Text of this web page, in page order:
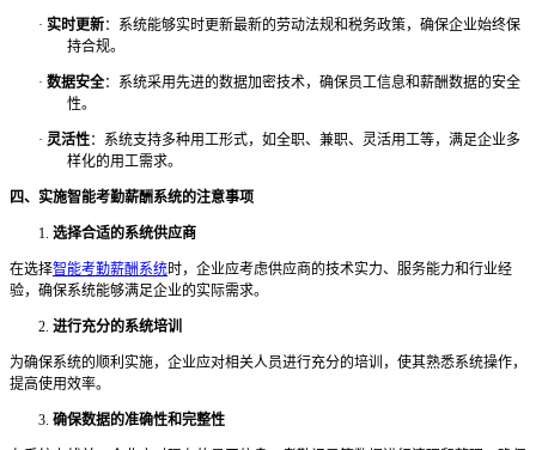
· 实时更新：系统能够实时更新最新的劳动法规和税务政策，确保企业始终保
持合规。
· 数据安全：系统采用先进的数据加密技术，确保员工信息和薪酬数据的安全
性。
· 灵活性：系统支持多种用工形式，如全职、兼职、灵活用工等，满足企业多
样化的用工需求。
四、实施智能考勤薪酬系统的注意事项
1. 选择合适的系统供应商
在选择智能考勤薪酬系统时，企业应考虑供应商的技术实力、服务能力和行业经
验，确保系统能够满足企业的实际需求。
2. 进行充分的系统培训
为确保系统的顺利实施，企业应对相关人员进行充分的培训，使其熟悉系统操作，
提高使用效率。
3. 确保数据的准确性和完整性